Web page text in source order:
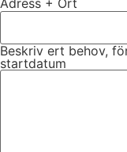
Beskriv ert behov,
startdatum